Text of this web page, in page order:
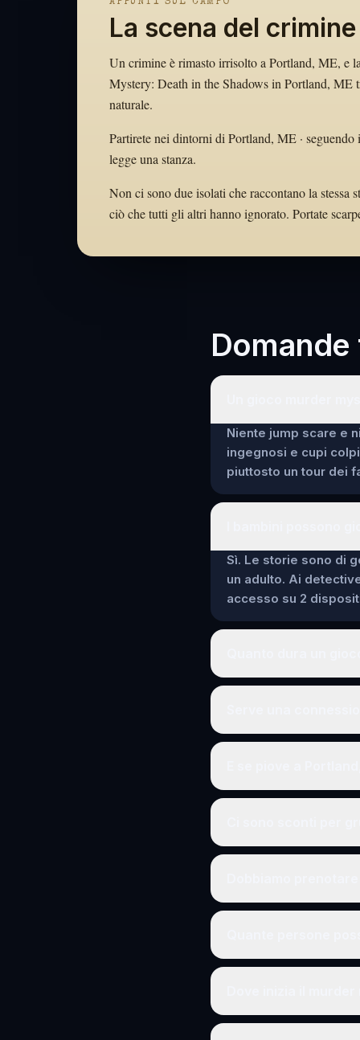
La scena del
Un crimine è rimasto irrisolto a Portland, ME, e
Mystery: Death in the Shadows in Portland, ME
naturale.
Partirete nei dintorni di Portland, ME ·
legge una stanza.
Non ci sono due isolati che raccontano la stessa
ciò che tutti gli altri hanno ignorato. Portate
Niente jump scare e
ingegnosi e cupi
piuttosto un tour dei
Sì. Le storie sono di
un adulto. Ai
accesso su 2